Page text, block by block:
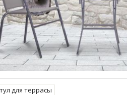
для террасы